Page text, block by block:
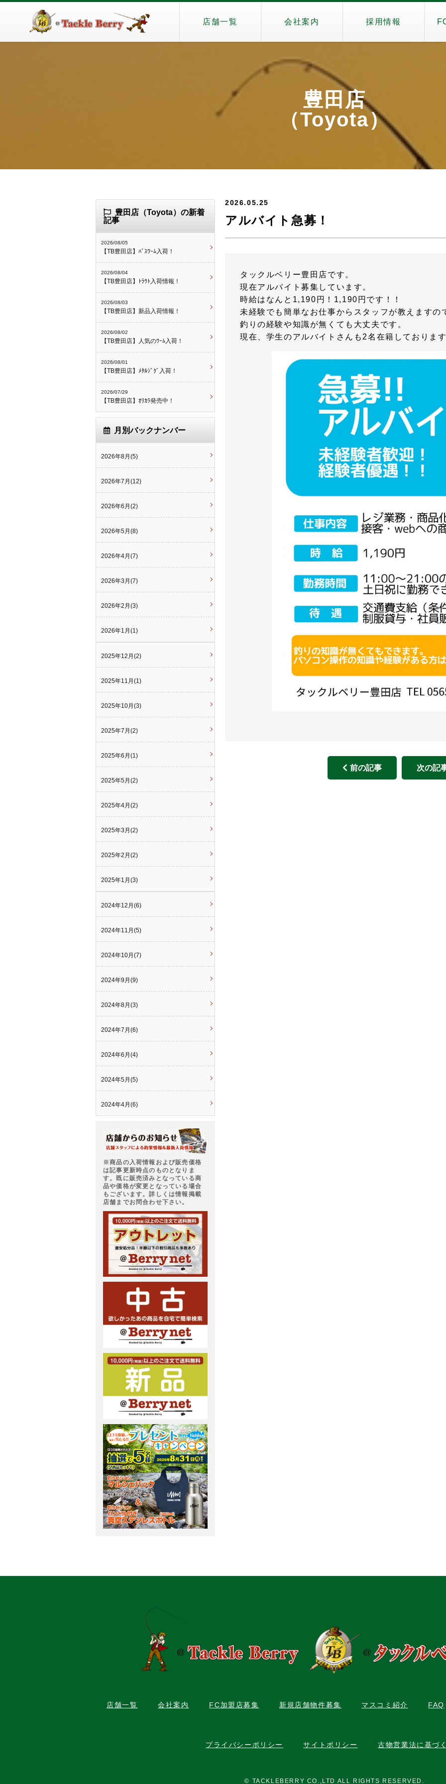
店舗一覧 会社案内 採用情報
豊田店
（Toyota）
2026.05.25
アルバイト急募！
タックルベリー豊田店です。
現在アルバイト募集しています。
時給はなんと1,190円！1,190円です！！
未経験でも簡単なお仕事からスタッフが教えますの
釣りの経験や知識が無くても大丈夫です。
現在、学生のアルバイトさんも2名在籍しておりま
前の記事 次の記
豊田店（Toyota）の新着
記事
2026/08/05
【TB豊田店】ﾊﾞｽﾜｰﾑ入荷！
2026/08/04
【TB豊田店】ﾄﾗｳﾄ入荷情報！
2026/08/03
【TB豊田店】新品入荷情報！
2026/08/02
【TB豊田店】人気のﾜｰﾑ入荷！
2026/08/01
【TB豊田店】ﾒﾀﾙｼﾞｸﾞ入荷！
2026/07/29
【TB豊田店】ｵﾘｶﾗ発売中！
月別バックナンバー
2026年8月(5)
2026年7月(12)
2026年6月(2)
2026年5月(8)
2026年4月(7)
2026年3月(7)
2026年2月(3)
2026年1月(1)
2025年12月(2)
2025年11月(1)
2025年10月(3)
2025年7月(2)
2025年6月(1)
2025年5月(2)
2025年4月(2)
2025年3月(2)
2025年2月(2)
2025年1月(3)
2024年12月(6)
2024年11月(5)
2024年10月(7)
2024年9月(9)
2024年8月(3)
2024年7月(6)
2024年6月(4)
2024年5月(5)
2024年4月(6)
※商品の入荷情報および販売価格
は記事更新時点のものとなりま
す。既に販売済みとなっている商
品や価格が変更となっている場合
もございます。詳しくは情報掲載
店舗までお問合わせ下さい。
店舗一覧 会社案内 FC加盟店募集 新規店舗物件募集 マスコミ紹介 FAQ
プライバシーポリシー サイトポリシー 古物営業法に基づ
© TACKLEBERRY CO.,LTD ALL RIGHTS RESERVED.